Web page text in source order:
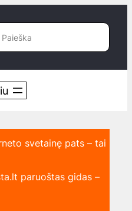
svetainę pats – tai
paruoštas gidas –